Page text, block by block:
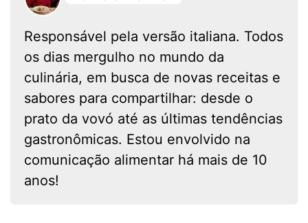
Responsável pela versão italiana. Todos
os dias mergulho no mundo da
culinária, em busca de novas receitas e
sabores para compartilhar: desde o
prato da vovó até as últimas tendências
gastronômicas. Estou envolvido na
comunicação alimentar há mais de 10
anos!